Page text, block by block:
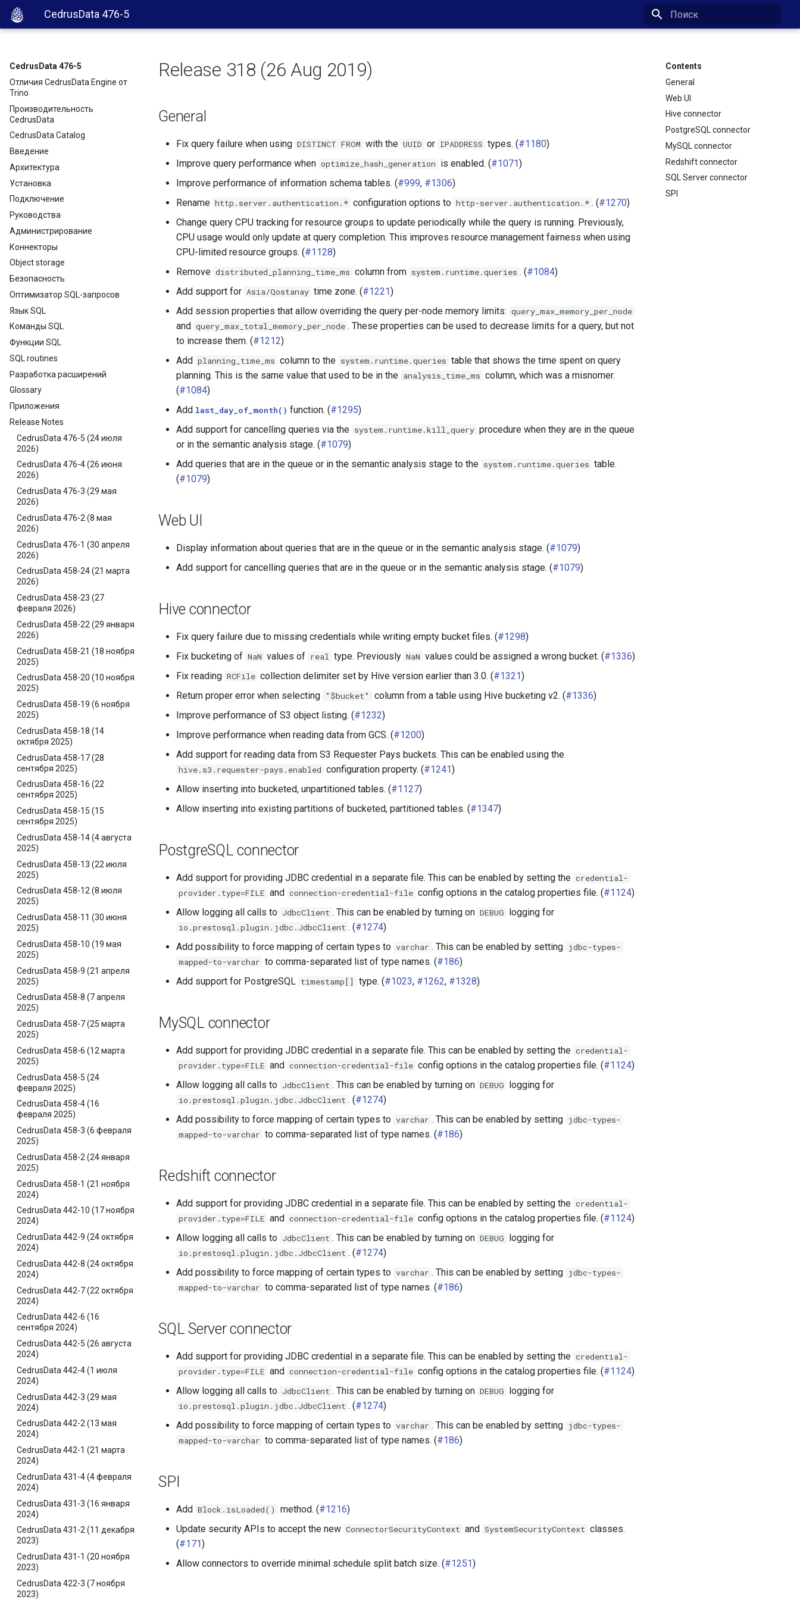
CedrusData 476-5
CedrusData 476-5
Отличия CedrusData Engine от
Trino
Производительность
CedrusData
CedrusData Catalog
Введение
Архитектура
Установка
Подключение
Руководства
Администрирование
Коннекторы
Object storage
Безопасность
Оптимизатор SQL-запросов
Язык SQL
Команды SQL
Функции SQL
SQL routines
Разработка расширений
Glossary
Приложения
Release Notes
CedrusData 476-5 (24 июля
2026)
CedrusData 476-4 (26 июня
2026)
CedrusData 476-3 (29 мая
2026)
CedrusData 476-2 (8 мая
2026)
CedrusData 476-1 (30 апреля
2026)
CedrusData 458-24 (21 марта
2026)
CedrusData 458-23 (27
февраля 2026)
CedrusData 458-22 (29 января
2026)
CedrusData 458-21 (18 ноября
2025)
CedrusData 458-20 (10 ноября
2025)
CedrusData 458-19 (6 ноября
2025)
CedrusData 458-18 (14
октября 2025)
CedrusData 458-17 (28
сентября 2025)
CedrusData 458-16 (22
сентября 2025)
CedrusData 458-15 (15
сентября 2025)
CedrusData 458-14 (4 августа
2025)
CedrusData 458-13 (22 июля
2025)
CedrusData 458-12 (8 июля
2025)
CedrusData 458-11 (30 июня
2025)
CedrusData 458-10 (19 мая
2025)
CedrusData 458-9 (21 апреля
2025)
CedrusData 458-8 (7 апреля
2025)
CedrusData 458-7 (25 марта
2025)
CedrusData 458-6 (12 марта
2025)
CedrusData 458-5 (24
февраля 2025)
CedrusData 458-4 (16
февраля 2025)
CedrusData 458-3 (6 февраля
2025)
CedrusData 458-2 (24 января
2025)
CedrusData 458-1 (21 ноября
2024)
CedrusData 442-10 (17 ноября
2024)
CedrusData 442-9 (24 октября
2024)
CedrusData 442-8 (24 октября
2024)
CedrusData 442-7 (22 октября
2024)
CedrusData 442-6 (16
сентября 2024)
CedrusData 442-5 (26 августа
2024)
CedrusData 442-4 (1 июля
2024)
CedrusData 442-3 (29 мая
2024)
CedrusData 442-2 (13 мая
2024)
CedrusData 442-1 (21 марта
2024)
CedrusData 431-4 (4 февраля
2024)
CedrusData 431-3 (16 января
2024)
CedrusData 431-2 (11 декабря
2023)
CedrusData 431-1 (20 ноября
2023)
CedrusData 422-3 (7 ноября
2023)
Contents
General
Web UI
Hive connector
PostgreSQL connector
MySQL connector
Redshift connector
SQL Server connector
SPI
Release 318 (26 Aug 2019)
General
Fix query failure when using DISTINCT FROM with the UUID or IPADDRESS types. (#1180)
Improve query performance when optimize_hash_generation is enabled. (#1071)
Improve performance of information schema tables. (#999, #1306)
Rename http.server.authentication.* configuration options to http-server.authentication.* . (#1270)
Change query CPU tracking for resource groups to update periodically while the query is running. Previously,
CPU usage would only update at query completion. This improves resource management fairness when using
CPU-limited resource groups. (#1128)
Remove distributed_planning_time_ms column from system.runtime.queries . (#1084)
Add support for Asia/Qostanay time zone. (#1221)
Add session properties that allow overriding the query per-node memory limits: query_max_memory_per_node
and query_max_total_memory_per_node . These properties can be used to decrease limits for a query, but not
to increase them. (#1212)
Add planning_time_ms column to the system.runtime.queries table that shows the time spent on query
planning. This is the same value that used to be in the analysis_time_ms column, which was a misnomer.
(#1084)
Add last_day_of_month() function. (#1295)
Add support for cancelling queries via the system.runtime.kill_query procedure when they are in the queue
or in the semantic analysis stage. (#1079)
Add queries that are in the queue or in the semantic analysis stage to the system.runtime.queries table.
(#1079)
Web UI
Display information about queries that are in the queue or in the semantic analysis stage. (#1079)
Add support for cancelling queries that are in the queue or in the semantic analysis stage. (#1079)
Hive connector
Fix query failure due to missing credentials while writing empty bucket files. (#1298)
Fix bucketing of NaN values of real type. Previously NaN values could be assigned a wrong bucket. (#1336)
Fix reading RCFile collection delimiter set by Hive version earlier than 3.0. (#1321)
Return proper error when selecting "$bucket" column from a table using Hive bucketing v2. (#1336)
Improve performance of S3 object listing. (#1232)
Improve performance when reading data from GCS. (#1200)
Add support for reading data from S3 Requester Pays buckets. This can be enabled using the
hive.s3.requester-pays.enabled configuration property. (#1241)
Allow inserting into bucketed, unpartitioned tables. (#1127)
Allow inserting into existing partitions of bucketed, partitioned tables. (#1347)
PostgreSQL connector
Add support for providing JDBC credential in a separate file. This can be enabled by setting the credential-
provider.type=FILE and connection-credential-file config options in the catalog properties file. (#1124)
Allow logging all calls to JdbcClient . This can be enabled by turning on DEBUG logging for
io.prestosql.plugin.jdbc.JdbcClient . (#1274)
Add possibility to force mapping of certain types to varchar . This can be enabled by setting jdbc-types-
mapped-to-varchar to comma-separated list of type names. (#186)
Add support for PostgreSQL timestamp[] type. (#1023, #1262, #1328)
MySQL connector
Add support for providing JDBC credential in a separate file. This can be enabled by setting the credential-
provider.type=FILE and connection-credential-file config options in the catalog properties file. (#1124)
Allow logging all calls to JdbcClient . This can be enabled by turning on DEBUG logging for
io.prestosql.plugin.jdbc.JdbcClient . (#1274)
Add possibility to force mapping of certain types to varchar . This can be enabled by setting jdbc-types-
mapped-to-varchar to comma-separated list of type names. (#186)
Redshift connector
Add support for providing JDBC credential in a separate file. This can be enabled by setting the credential-
provider.type=FILE and connection-credential-file config options in the catalog properties file. (#1124)
Allow logging all calls to JdbcClient . This can be enabled by turning on DEBUG logging for
io.prestosql.plugin.jdbc.JdbcClient . (#1274)
Add possibility to force mapping of certain types to varchar . This can be enabled by setting jdbc-types-
mapped-to-varchar to comma-separated list of type names. (#186)
SQL Server connector
Add support for providing JDBC credential in a separate file. This can be enabled by setting the credential-
provider.type=FILE and connection-credential-file config options in the catalog properties file. (#1124)
Allow logging all calls to JdbcClient . This can be enabled by turning on DEBUG logging for
io.prestosql.plugin.jdbc.JdbcClient . (#1274)
Add possibility to force mapping of certain types to varchar . This can be enabled by setting jdbc-types-
mapped-to-varchar to comma-separated list of type names. (#186)
SPI
Add Block.isLoaded() method. (#1216)
Update security APIs to accept the new ConnectorSecurityContext and SystemSecurityContext classes.
(#171)
Allow connectors to override minimal schedule split batch size. (#1251)